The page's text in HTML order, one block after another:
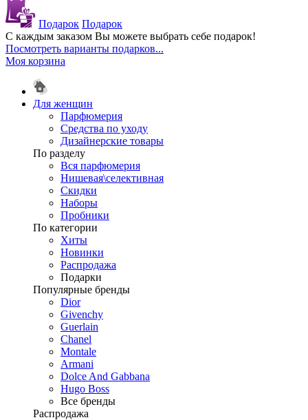
Подарок Подарок
С каждым заказом Вы можете выбрать себе подарок!
Посмотреть варианты подарков...
Моя корзина
Для женщин
Парфюмерия
Средства по уходу
Дизайнерские товары
По разделу
Вся парфюмерия
Нишевая\селективная
Скидки
Наборы
Пробники
По категории
Хиты
Новинки
Распродажа
Подарки
Популярные бренды
Dior
Givenchy
Guerlain
Chanel
Montale
Armani
Dolce And Gabbana
Hugo Boss
Все бренды
Распродажа